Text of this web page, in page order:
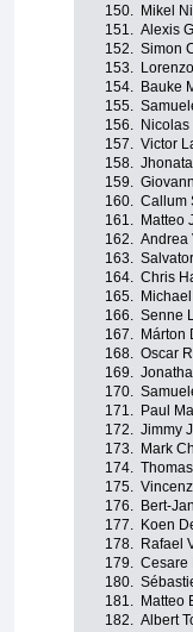
150.
Mikel
151. Alexis
152. Simon
153.
154.
Bauke
155.
156.
157. Victor
158.
159.
160. Callum
161.
Matteo
162. Andrea
163.
164. Chris
165.
166. Senne
167.
Márton
168. Oscar
169.
170.
171.
Paul
172. Jimmy
173.
Mark
174.
175.
176.
Bert-
177.
Koen
178.
Rafael
179. Cesare
180.
181.
Matteo
182. Albert